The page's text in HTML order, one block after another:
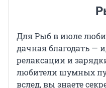
Для Рыб в июле
дачная благодать —
релаксации и
любители шумных
вслед, вы знаете